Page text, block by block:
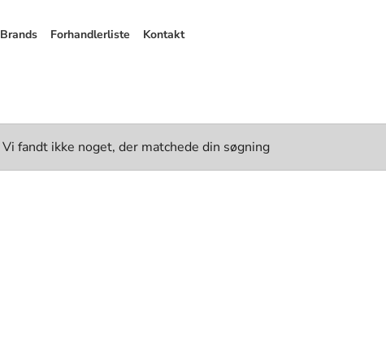
Brands Forhandlerliste Kontakt
Vi fandt ikke noget, der matchede din søgning